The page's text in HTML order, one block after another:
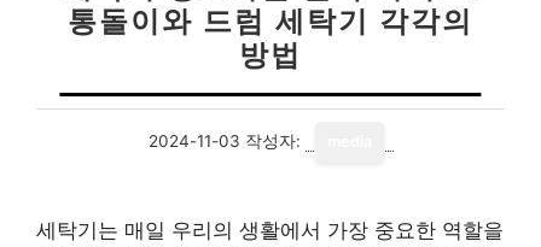
통돌이와 드럼 세탁기 각각의
방법
2024-11-03 작성자:
세탁기는 매일 우리의 생활에서 가장 중요한 역할을